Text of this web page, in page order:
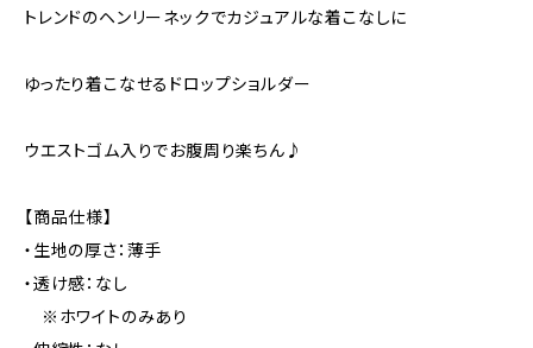
トレンドのヘンリーネックでカジュアルな着こなしに
ゆったり着こなせるドロップショルダー
ウエストゴム入りでお腹周り楽ちん♪
【商品仕様】
・生地の厚さ：薄手
・透け感：なし
※ホワイトのみあり